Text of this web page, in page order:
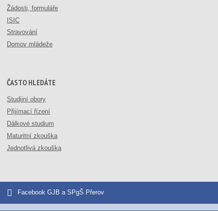
Žádosti, formuláře
ISIC
Stravování
Domov mládeže
ČASTO HLEDÁTE
Studijní obory
Přijímací řízení
Dálkové studium
Maturitní zkouška
Jednotlivá zkouška
Facebook GJB a SPgŠ Přerov